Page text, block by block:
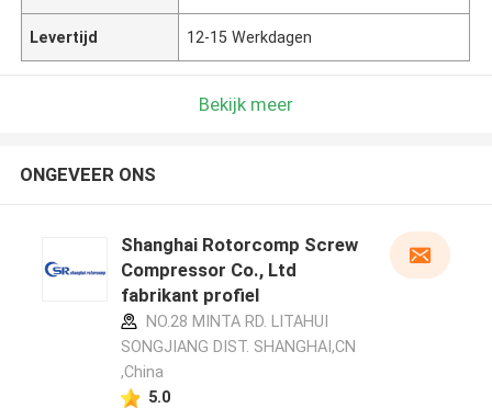
Levertijd 12-15 Werkdagen
Bekijk meer
ONGEVEER ONS
Shanghai Rotorcomp Screw
Compressor Co., Ltd
fabrikant profiel
NO.28 MINTA RD. LITAHUI
SONGJIANG DIST. SHANGHAI,CN
,China
5.0